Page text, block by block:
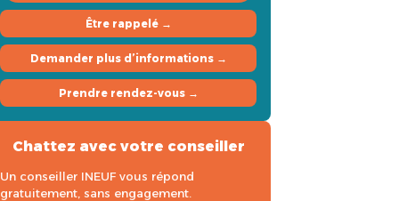
Être rappelé →
Demander plus d’informations →
Prendre rendez-vous →
Chattez avec votre conseiller
Un conseiller INEUF vous répond
gratuitement, sans engagement.